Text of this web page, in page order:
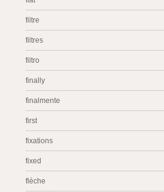
filtre
filtres
filtro
finally
finalmente
first
fixations
fixed
flèche